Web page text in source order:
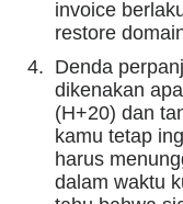
invoice
restore
Denda
dikenakan
(H+20) dan
kamu tetap
harus
dalam waktu